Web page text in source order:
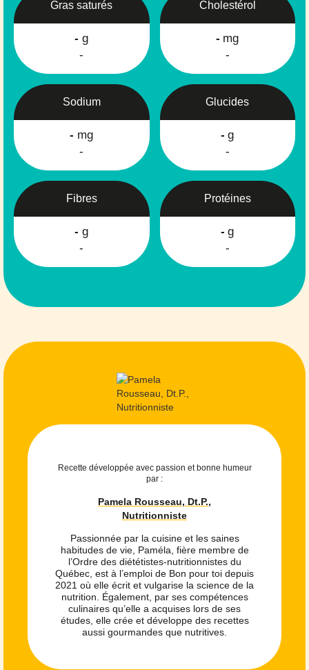
Gras saturés
- g
-
Cholestérol
- mg
-
Sodium
- mg
-
Glucides
- g
-
Fibres
- g
-
Protéines
- g
-
Recette développée avec passion et bonne humeur
par :
Pamela Rousseau, Dt.P.,
Nutritionniste
Passionnée par la cuisine et les saines
habitudes de vie, Paméla, fière membre de
l’Ordre des diététistes-nutritionnistes du
Québec, est à l’emploi de Bon pour toi depuis
2021 où elle écrit et vulgarise la science de la
nutrition. Également, par ses compétences
culinaires qu’elle a acquises lors de ses
études, elle crée et développe des recettes
aussi gourmandes que nutritives.